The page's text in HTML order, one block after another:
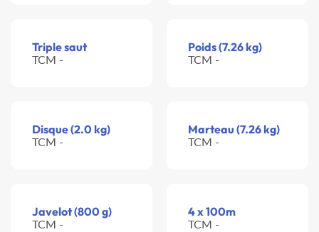
Triple saut
TCM -
Poids (7.26 kg)
TCM -
Disque (2.0 kg)
TCM -
Marteau (7.26 kg)
TCM -
Javelot (800 g)
TCM -
4 x 100m
TCM -